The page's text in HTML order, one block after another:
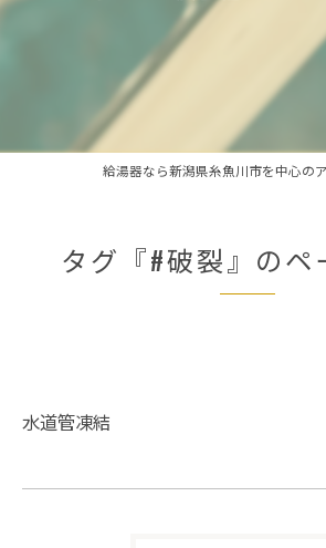
給湯器なら新潟県糸魚川市を中心の
タグ『#破裂』のペ
水道管凍結